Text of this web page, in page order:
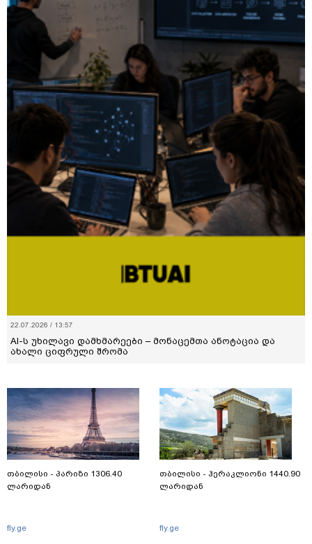
22.07.2026 / 13:57
AI-ს უხილავი დამხმარეები – მონაცემთა ანოტაცია და
ახალი ციფრული შრომა
თბილისი - პარიზი 1306.40
ლარიდან
fly.ge
თბილისი - ჰერაკლიონი 1440.90
ლარიდან
fly.ge